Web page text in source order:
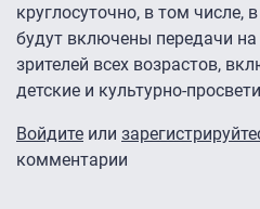
круглосуточно, в том числе,
будут включены передачи
зрителей всех возрастов,
детские и культурно-
Войдите или
комментарии